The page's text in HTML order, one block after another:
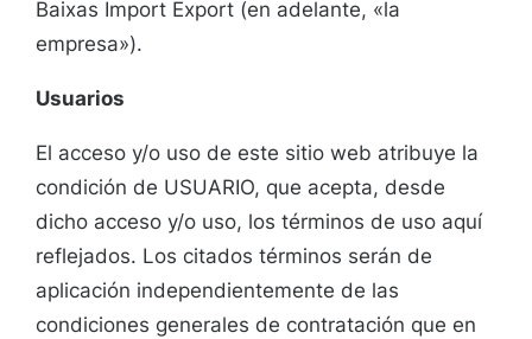
Baixas Import Export (en adelante, «la
empresa»).
Usuarios
El acceso y/o uso de este sitio web atribuye la
condición de USUARIO, que acepta, desde
dicho acceso y/o uso, los términos de uso aquí
reflejados. Los citados términos serán de
aplicación independientemente de las
condiciones generales de contratación que en